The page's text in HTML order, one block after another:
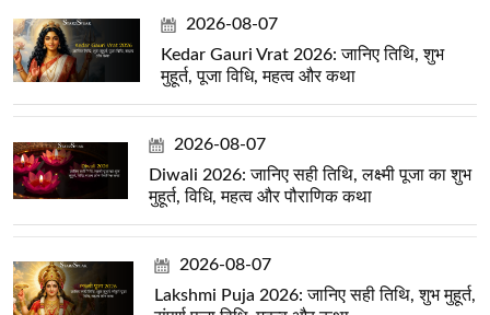
2026-08-07
Kedar Gauri Vrat 2026: जानिए तिथि, शुभ
मुहूर्त, पूजा विधि, महत्व और कथा
2026-08-07
Diwali 2026: जानिए सही तिथि, लक्ष्मी पूजा का शुभ
मुहूर्त, विधि, महत्व और पौराणिक कथा
2026-08-07
Lakshmi Puja 2026: जानिए सही तिथि, शुभ मुहूर्त,